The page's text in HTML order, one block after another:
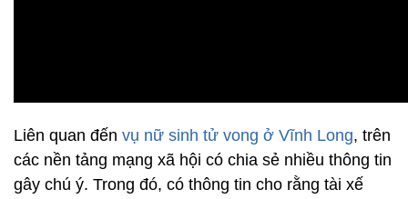
Liên quan đến vụ nữ sinh tử vong ở Vĩnh Long, trên
các nền tảng mạng xã hội có chia sẻ nhiều thông tin
gây chú ý. Trong đó, có thông tin cho rằng tài xế